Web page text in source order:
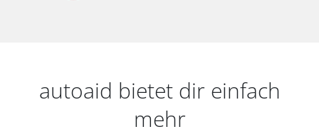
autoaid bietet dir einfach
mehr